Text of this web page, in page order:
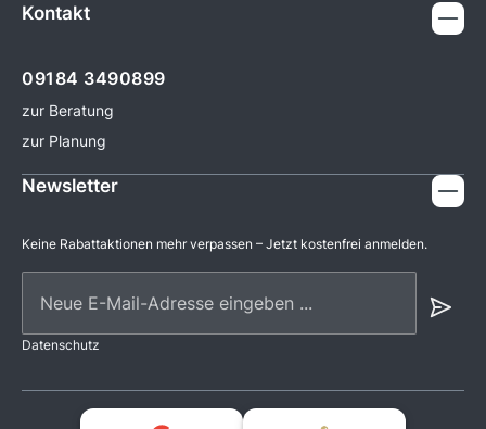
Kontakt
09184 3490899
zur Beratung
zur Planung
Newsletter
Keine Rabattaktionen mehr verpassen – Jetzt kostenfrei anmelden.
Datenschutz